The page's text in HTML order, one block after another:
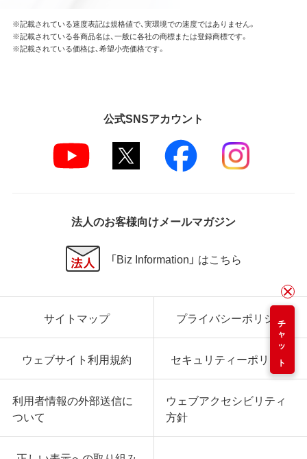
チャット
※記載されている速度表記は規格値で、実環境での速度ではありません。
※記載されている各商品名は、一般に各社の商標または登録商標です。
※記載されている価格は、希望小売価格です。
公式SNSアカウント
法人のお客様向けメールマガジン
「Biz Information」 はこちら
サイトマップ プライバシーポリシー
ウェブサイト利用規約 セキュリティーポリシー
利用者情報の外部送信に
ついて
ウェブアクセシビリティ
方針